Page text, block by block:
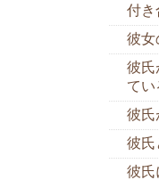
付き
彼女
彼氏
てい
彼氏
彼氏
彼氏